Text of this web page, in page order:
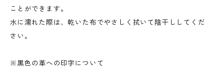
ことができます。
水に濡れた際は、乾いた布でやさしく拭いて陰干ししてくだ
さい。
※黒色の革への印字について